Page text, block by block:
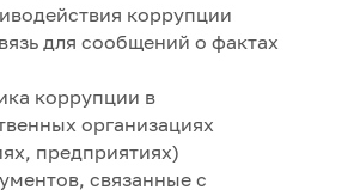
коррупции
для сообщений о фактах
коррупции в
организациях
предприятиях)
связанные с